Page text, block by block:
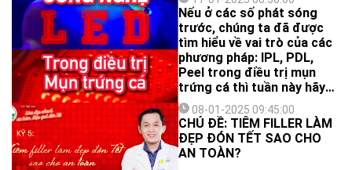
Thích hông nè!?!?
Nếu ở các số phát sóng
trước, chúng ta đã được
tìm hiểu về vai trò của các
phương pháp: IPL, PDL,
Peel trong điều trị mụn
trứng cá thì tuần này hãy
cùng BS.CKII Trần Vũ Anh
Đào - Khoa Thẩm mỹ da,
Bệnh viện Da Liễu TP.HCM
tìm hiểu công nghệ LED
đóng vai trò như thế nào
08-01-2025 09:45:00
CHỦ ĐỀ: TIÊM FILLER LÀM
ĐẸP ĐÓN TẾT SAO CHO
AN TOÀN?